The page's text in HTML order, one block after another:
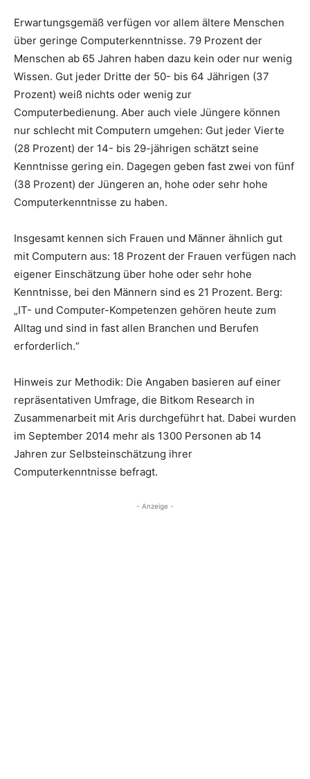
Erwartungsgemäß verfügen vor allem ältere Menschen
über geringe Computerkenntnisse. 79 Prozent der
Menschen ab 65 Jahren haben dazu kein oder nur wenig
Wissen. Gut jeder Dritte der 50- bis 64 Jährigen (37
Prozent) weiß nichts oder wenig zur
Computerbedienung. Aber auch viele Jüngere können
nur schlecht mit Computern umgehen: Gut jeder Vierte
(28 Prozent) der 14- bis 29-jährigen schätzt seine
Kenntnisse gering ein. Dagegen geben fast zwei von fünf
(38 Prozent) der Jüngeren an, hohe oder sehr hohe
Computerkenntnisse zu haben.
Insgesamt kennen sich Frauen und Männer ähnlich gut
mit Computern aus: 18 Prozent der Frauen verfügen nach
eigener Einschätzung über hohe oder sehr hohe
Kenntnisse, bei den Männern sind es 21 Prozent. Berg:
„IT- und Computer-Kompetenzen gehören heute zum
Alltag und sind in fast allen Branchen und Berufen
erforderlich.“
Hinweis zur Methodik: Die Angaben basieren auf einer
repräsentativen Umfrage, die Bitkom Research in
Zusammenarbeit mit Aris durchgeführt hat. Dabei wurden
im September 2014 mehr als 1300 Personen ab 14
Jahren zur Selbsteinschätzung ihrer
Computerkenntnisse befragt.
- Anzeige -